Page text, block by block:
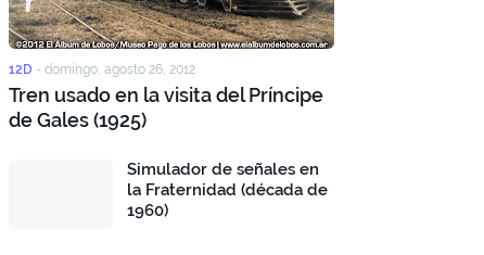
12D - domingo, agosto 26, 2012
Tren usado en la visita del Príncipe
de Gales (1925)
Simulador de señales en
la Fraternidad (década de
1960)